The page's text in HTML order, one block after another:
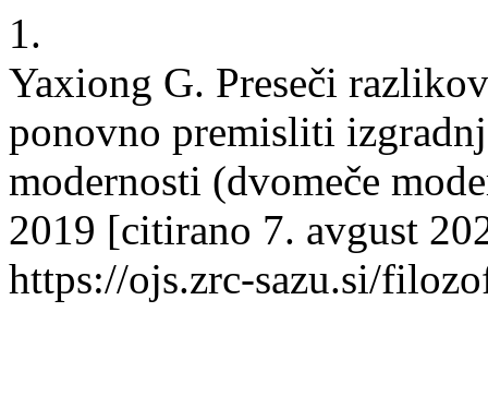
1.
Yaxiong G. Preseči
ponovno premisliti
modernosti (dvomeče
2019 [citirano 7. avgust
https://ojs.zrc-sazu.si/